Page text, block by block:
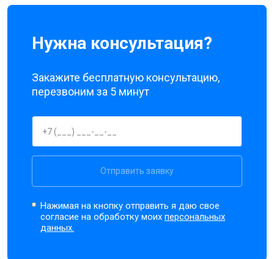
Нужна консультация?
Закажите бесплатную консультацию,
перезвоним за 5 минут
Отправить заявку
Нажимая на кнопку отправить я даю свое
согласие на обработку моихперсональных
данных.